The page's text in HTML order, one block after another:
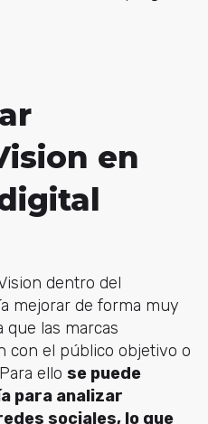
en
dentro del
mejorar de forma muy
que las marcas
con el público objetivo o
ello se puede
para analizar
sociales, lo que